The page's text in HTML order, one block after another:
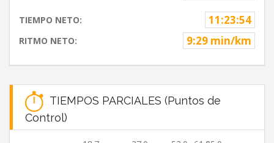
TIEMPO NETO: 11:23:54
RITMO NETO: 9:29 min/km
TIEMPOS PARCIALES (Puntos de
Control)